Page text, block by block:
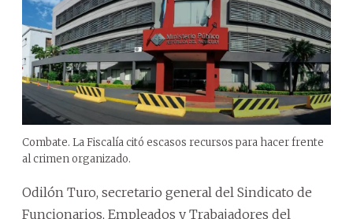
Combate. La Fiscalía citó escasos recursos para hacer frente
al crimen organizado.
Odilón Turo, secretario general del Sindicato de
Funcionarios, Empleados y Trabajadores del